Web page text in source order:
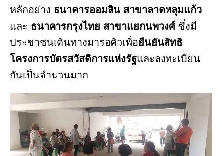
หลักอย่าง ธนาคารออมสิน สาขาลาดหลุมแก้ว
และ ธนาคารกรุงไทย สาขาแยกนพวงศ์ ซึ่งมี
ประชาชนเดินทางมารอคิวเพื่อยืนยันสิทธิ
โครงการบัตรสวัสดิการแห่งรัฐและลงทะเบียน
กันเป็นจำนวนมาก